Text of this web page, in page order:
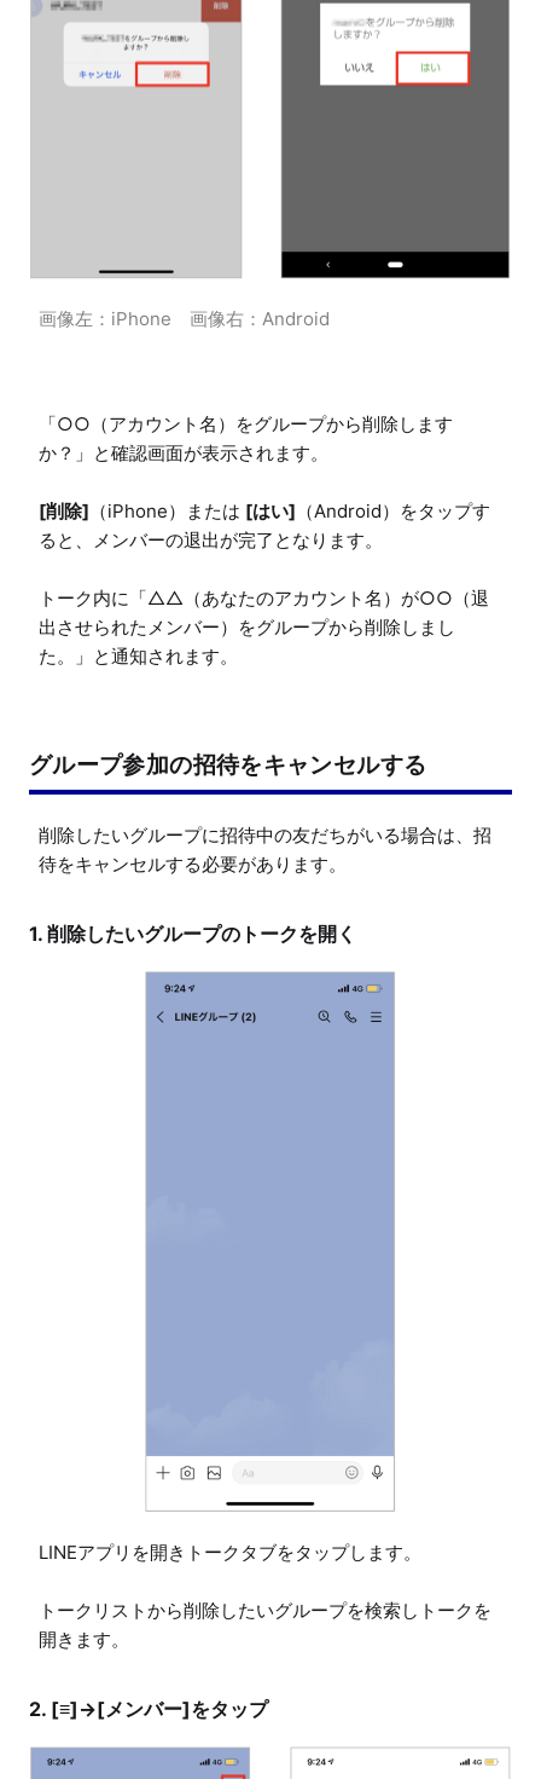
画像左：iPhone　画像右：Android
「○○（アカウント名）をグループから削除します
か？」と確認画面が表示されます。
[削除] （iPhone）または [はい] （Android）をタップす
ると、メンバーの退出が完了となります。
トーク内に「△△（あなたのアカウント名）が○○（退
出させられたメンバー）をグループから削除しまし
た。」と通知されます。
グループ参加の招待をキャンセルする
削除したいグループに招待中の友だちがいる場合は、招
待をキャンセルする必要があります。
1. 削除したいグループのトークを開く
LINEアプリを開きトークタブをタップします。
トークリストから削除したいグループを検索しトークを
開きます。
2. [≡]→[メンバー]をタップ